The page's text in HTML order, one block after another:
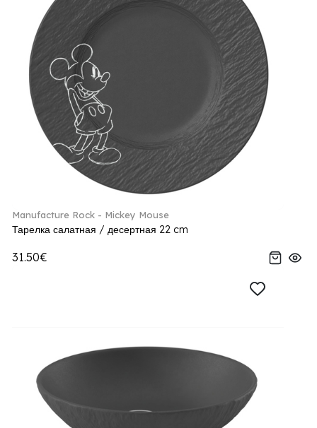
Manufacture Rock - Mickey Mouse
Тарелка салатная / десертная 22 cm
31.50€